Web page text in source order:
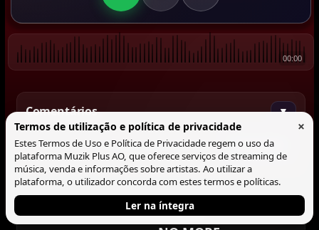
00:00
Comentários ▼
Comentar
Tocando agora
Termos de utilização e política de privacidade ×
Estes Termos de Uso e Política de Privacidade regem o uso da
plataforma Muzik Plus AO, que oferece serviços de streaming de
música, venda e informações sobre artistas. Ao utilizar a
plataforma, o utilizador concorda com estes termos e políticas.
Ler na íntegra